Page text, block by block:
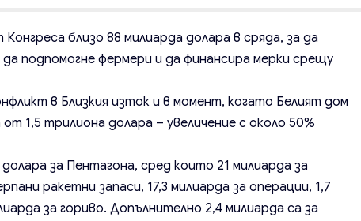
близо 88 милиарда долара в сряда, за да
подпомогне фермери и да финансира мерки срещу
в Близкия изток и в момент, когато Белият дом
1,5 трилиона долара – увеличение с около 50%
за Пентагона, сред които 21 милиарда за
ракетни запаси, 17,3 милиарда за операции, 1,7
за гориво. Допълнително 2,4 милиарда са за